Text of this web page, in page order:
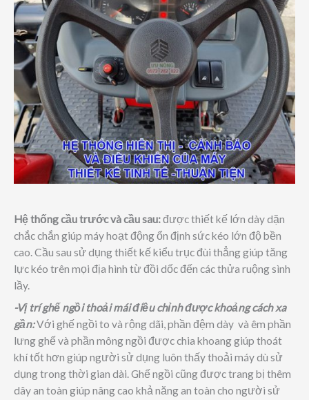
Hệ thống cầu trước và cầu sau:được thiết kế lớn dày dặn
chắc chắn giúp máy hoạt động ổn định sức kéo lớn độ bền
cao. Cầu sau sử dụng thiết kế kiểu trục đùi thẳng giúp tăng
lực kéo trên mọi địa hình từ đồi dốc đến các thửa ruộng sình
lầy.
-Vị trí ghế ngồi thoải mái điều chỉnh được khoảng cách xa
gần:Với ghế ngồi to và rộng dãi, phần đệm dày và êm phần
lưng ghế và phần mông ngồi được chia khoang giúp thoát
khí tốt hơn giúp người sử dụng luôn thấy thoải máy dù sử
dụng trong thời gian dài. Ghế ngồi cũng được trang bị thêm
dây an toàn giúp nâng cao khả năng an toàn cho người sử